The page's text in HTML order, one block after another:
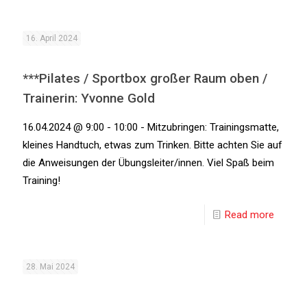
16. April 2024
***Pilates / Sportbox großer Raum oben /
Trainerin: Yvonne Gold
16.04.2024 @ 9:00 - 10:00 - Mitzubringen: Trainingsmatte,
kleines Handtuch, etwas zum Trinken. Bitte achten Sie auf
die Anweisungen der Übungsleiter/innen. Viel Spaß beim
Training!
Read more
28. Mai 2024